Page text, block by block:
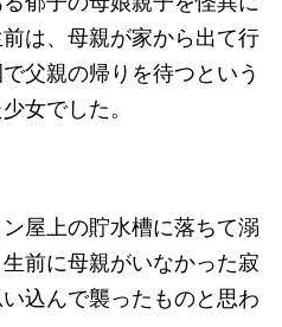
は、母親が家から出て行
父親の帰りを待つという
女でした。
屋上の貯水槽に落ちて溺
前に母親がいなかった寂
込んで襲ったものと思わ